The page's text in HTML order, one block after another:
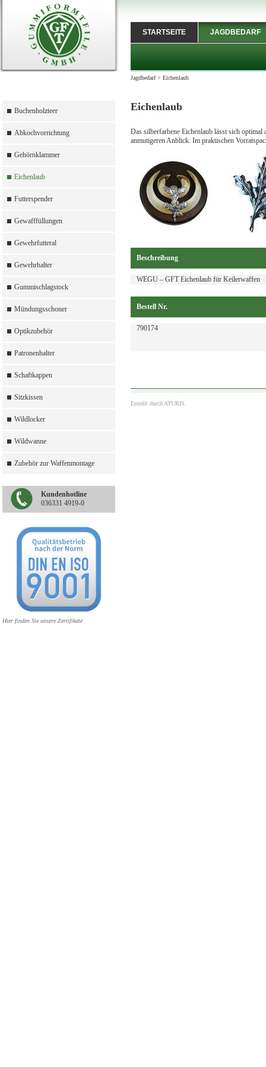
Buchenholzteer
Abkochvorrichtung
Gehörnklammer
Eichenlaub
Futterspender
Gewafffüllungen
Gewehrfutteral
Gewehrhalter
Gummischlagstock
Mündungsschoner
Optikzubehör
Patronenhalter
Schaftkappen
Sitzkissen
Wildlocker
Wildwanne
Zubehör zur Waffenmontage
Kundenhotline
036331 4919-0
Hier finden Sie unsere Zertifikate
STARTSEITE JAGDBEDARF
Jagdbedarf> Eichenlaub
Eichenlaub
Das silberfarbene Eichenlaub lässt sich
anmutigeren Anblick. Im praktischen
Beschreibung
WEGU – GFT Eichenlaub für Keilerwaffen
Bestell Nr.
790174
Erstellt durch ATURIS.